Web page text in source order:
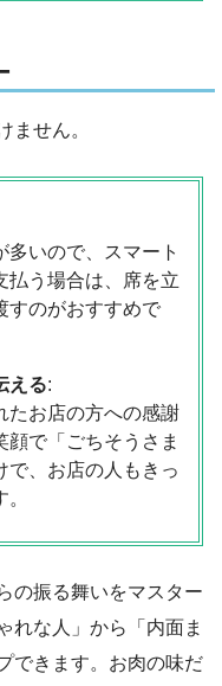
ません。
いので、スマート
払う場合は、席を立
すのがおすすめで
える:
たお店の方への感謝
顔で「ごちそうさま
で、お店の人もきっ
の振る舞いをマスター
れな人」から「内面ま
できます。お肉の味だ